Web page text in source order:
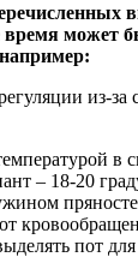
время может
из-за
в
– 18-20
пот